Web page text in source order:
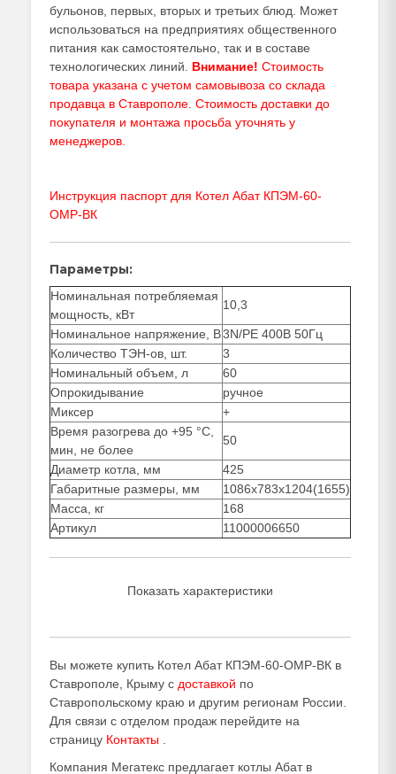
бульонов, первых, вторых и третьих блюд. Может
использоваться на предприятиях общественного
питания как самостоятельно, так и в составе
технологических линий. Внимание! Стоимость
товара указана с учетом самовывоза со склада
продавца в Ставрополе. Стоимость доставки до
покупателя и монтажа просьба уточнять у
менеджеров
Инструкция паспорт для Котел Абат КПЭМ-60-
ОМР-ВК
Параметры:
Номинальная потребляемая
мощность, кВт
10,3
Номинальное напряжение, В3N/PE 400В 50Гц
Количество ТЭН-ов, шт.
3
Номинальный объем, л
60
Опрокидывание
ручное
Миксер
+
Время разогрева до +95 °C,
мин, не более
50
Диаметр котла, мм
425
Габаритные размеры, мм
1086х783х1204(1655)
Масса, кг
168
Артикул
11000006650
Показать характеристики
Вы можете купить Котел Абат КПЭМ-60-ОМР-ВК в
Ставрополе, Крыму с доставкой по
Ставропольскому краю и другим регионам России.
Для связи с отделом продаж перейдите на
страницу Контакты
Компания Мегатекс предлагает котлы Абат в